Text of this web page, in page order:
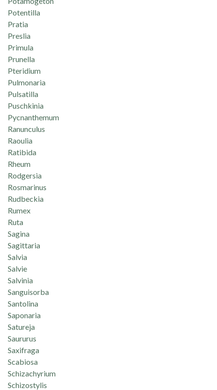
Potentilla
Pratia
Preslia
Primula
Prunella
Pteridium
Pulmonaria
Pulsatilla
Puschkinia
Pycnanthemum
Ranunculus
Raoulia
Ratibida
Rheum
Rodgersia
Rosmarinus
Rudbeckia
Rumex
Ruta
Sagina
Sagittaria
Salvia
Salvie
Salvinia
Sanguisorba
Santolina
Saponaria
Satureja
Saururus
Saxifraga
Scabiosa
Schizachyrium
Schizostylis